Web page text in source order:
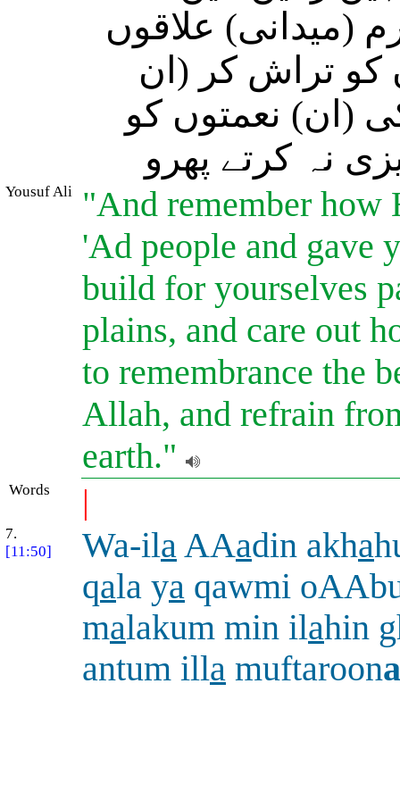
علاقوں
کو تراش کر (ان
(ان) نعمتوں کو
نہ کرتے پھرو
Yousuf Ali
"And remember how
'Ad people and gave
build for yourselves
plains, and care out
to remembrance the
Allah, and refrain
earth."
Words |
7.
[11:50]
Wa-ilaAAadin akha
qala ya qawmi
malakum min ilahin
antum illa muftaroona